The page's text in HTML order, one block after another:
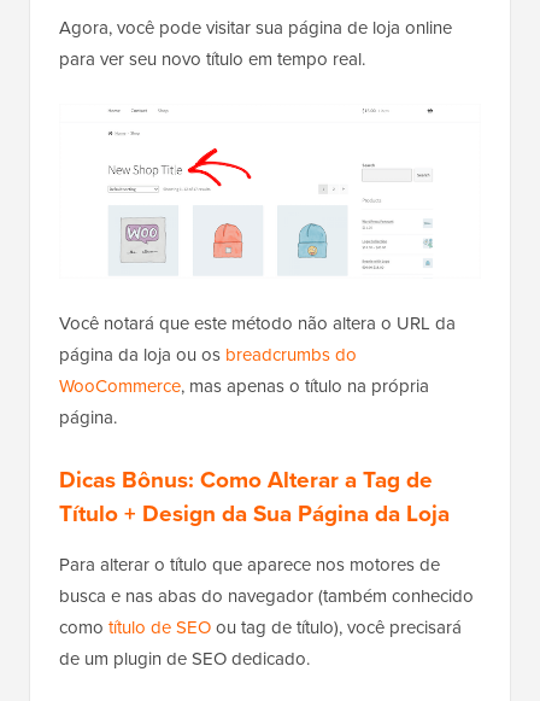
Agora, você pode visitar sua página de loja online
para ver seu novo título em tempo real.
Você notará que este método não altera o URL da
página da loja ou os breadcrumbs do
WooCommerce, mas apenas o título na própria
página.
Dicas Bônus: Como Alterar a Tag de
Título + Design da Sua Página da Loja
Para alterar o título que aparece nos motores de
busca e nas abas do navegador (também conhecido
como título de SEOou tag de título), você precisará
de um plugin de SEO dedicado.